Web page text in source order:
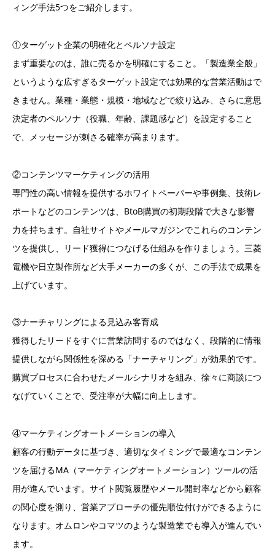
ィング手法5つをご紹介します。
①ターゲット企業の明確化とペルソナ設定
まず重要なのは、誰に売るかを明確にすること。「製造業全般」
というような広すぎるターゲット設定では効果的な営業活動はで
きません。業種・業態・規模・地域などで絞り込み、さらに意思
決定者のペルソナ（役職、年齢、課題感など）を設定すること
で、メッセージが刺さる確率が高まります。
②コンテンツマーケティングの活用
専門性の高い情報を提供するホワイトペーパーや事例集、技術レ
ポートなどのコンテンツは、BtoB購買の初期段階で大きな影響
力を持ちます。自社サイトやメールマガジンでこれらのコンテン
ツを提供し、リード獲得につなげる仕組みを作りましょう。三菱
電機や日立製作所など大手メーカーの多くが、この手法で成果を
上げています。
③ナーチャリングによる見込み客育成
獲得したリードをすぐに営業訪問するのではなく、段階的に情報
提供しながら関係性を深める「ナーチャリング」が効果的です。
購買プロセスに合わせたメールシナリオを組み、徐々に商談につ
なげていくことで、受注率が大幅に向上します。
④マーケティングオートメーションの導入
顧客の行動データに基づき、適切なタイミングで最適なコンテン
ツを届けるMA（マーケティングオートメーション）ツールの活
用が進んでいます。サイト閲覧履歴やメール開封率などから顧客
の関心度を測り、営業アプローチの優先順位付けができるように
なります。オムロンやコマツのような製造業でも導入が進んでい
ます。